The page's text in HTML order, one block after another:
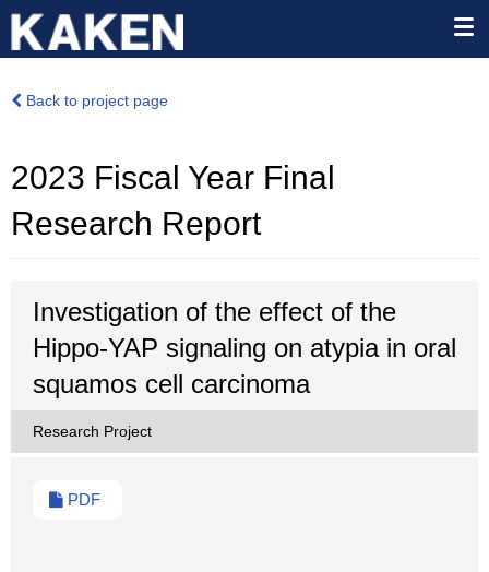
Back to project page
2023 Fiscal Year Final
Research Report
Investigation of the effect of the
Hippo-YAP signaling on atypia in oral
squamos cell carcinoma
Research Project
PDF